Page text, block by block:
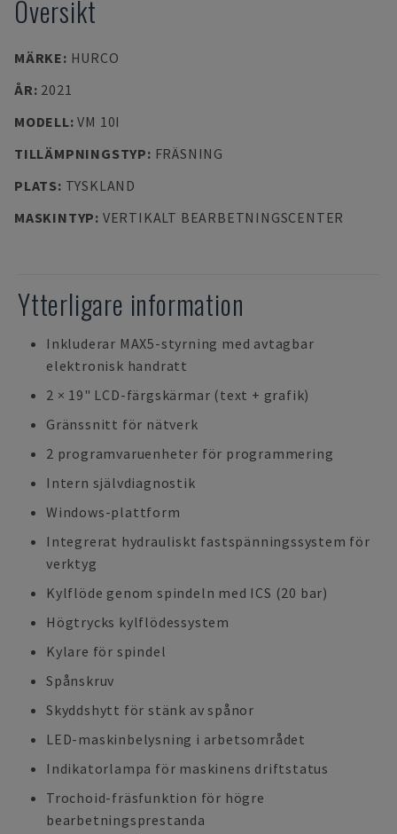
Översikt
MÄRKE: HURCO
ÅR: 2021
MODELL:VM 10I
TILLÄMPNINGSTYP: FRÄSNING
PLATS: TYSKLAND
MASKINTYP: VERTIKALT BEARBETNINGSCENTER
Ytterligare information
Inkluderar MAX5-styrning med avtagbar
elektronisk handratt
2 × 19" LCD-färgskärmar (text + grafik)
Gränssnitt för nätverk
2 programvaruenheter för programmering
Intern självdiagnostik
Windows-plattform
Integrerat hydrauliskt fastspänningssystem för
verktyg
Kylflöde genom spindeln med ICS (20 bar)
Högtrycks kylflödessystem
Kylare för spindel
Spånskruv
Skyddshytt för stänk av spånor
LED-maskinbelysning i arbetsområdet
Indikatorlampa för maskinens driftstatus
Trochoid-fräsfunktion för högre
bearbetningsprestanda